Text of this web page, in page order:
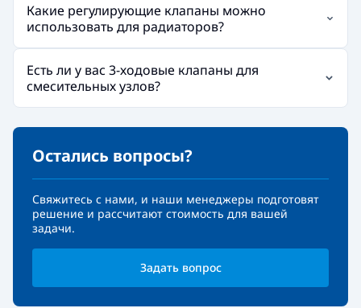
Какие регулирующие клапаны можно
использовать для радиаторов?
Есть ли у вас 3-ходовые клапаны для
смесительных узлов?
Остались вопросы?
Свяжитесь с нами, и наши менеджеры подготовят
решение и рассчитают стоимость для вашей
задачи.
Задать вопрос